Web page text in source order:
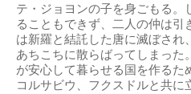
テ・ジョヨンの子を身ごもる。
ることもできず、二人の仲は
は新羅と結託した唐に滅ぼされ
あちこちに散らばってしまった
が安心して暮らせる国を作るた
コルサビウ、フクスドルと共に